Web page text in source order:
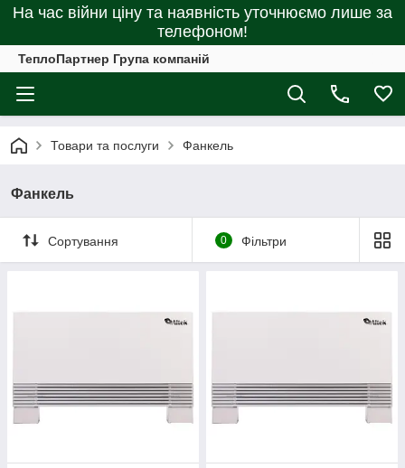
На час війни ціну та наявність уточнюємо лише за
телефоном!
ТеплоПартнер Група компаній
Товари та послуги Фанкель
Фанкель
Сортування 0 Фільтри